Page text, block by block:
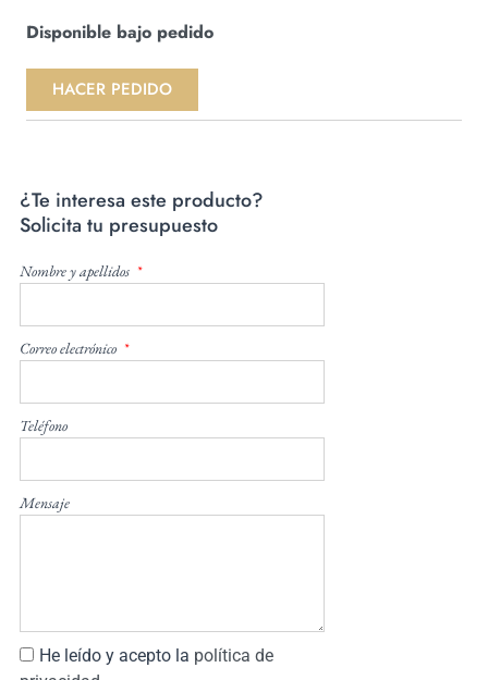
Disponible bajo pedido
HACER PEDIDO
¿Te interesa este producto?
Solicita tu presupuesto
Nombre y apellidos
Correo electrónico
Teléfono
Mensaje
He leído y acepto la política de